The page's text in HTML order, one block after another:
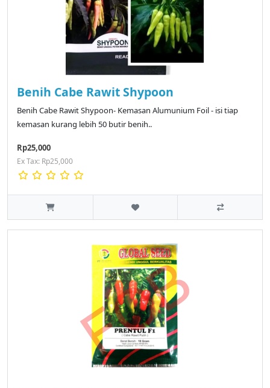
Benih Cabe Rawit Shypoon
Benih Cabe Rawit Shypoon- Kemasan Alumunium Foil - isi tiap
kemasan kurang lebih 50 butir benih..
Rp25,000
Ex Tax: Rp25,000